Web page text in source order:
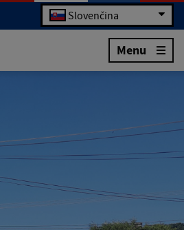
Slovenčina
Menu